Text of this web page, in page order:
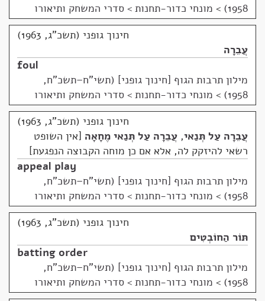
1958)
> מונחי כדור-תחנות > סדרי המשחק ותיאורו
חינוך גופני (תשכ"ג, 1963)
עֲבֵרָה
foul
מילון תרבות הגוף [חינוך גופני] (תשי"ח–תשכ"ח,
1958)
> מונחי כדור-תחנות > סדרי המשחק ותיאורו
חינוך גופני (תשכ"ג, 1963)
עֲבֵרָה עַל תְּנַאי, עֲבֵרָה עַל תְּנַאי מֶחָאָה אין השופט
רשאי להיזקק לה, אלא אם כן מוחה הקבוצה הנפגעת
appeal play
מילון תרבות הגוף [חינוך גופני] (תשי"ח–תשכ"ח,
1958)
> מונחי כדור-תחנות > סדרי המשחק ותיאורו
חינוך גופני (תשכ"ג, 1963)
תּוֹר הַחוֹבְטִים
batting order
מילון תרבות הגוף [חינוך גופני] (תשי"ח–תשכ"ח,
1958)
> מונחי כדור-תחנות > סדרי המשחק ותיאורו